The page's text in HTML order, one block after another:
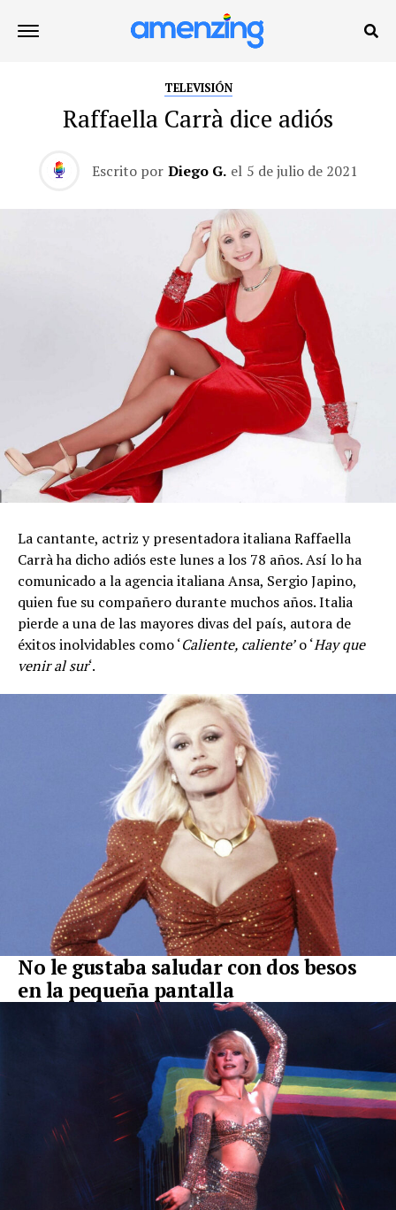
TELEVISIÓN
Raffaella Carrà dice adiós
Escrito por Diego G. el 5 de julio de 2021
La cantante, actriz y presentadora italiana Raffaella
Carrà ha dicho adiós este lunes a los 78 años. Así lo ha
comunicado a la agencia italiana Ansa, Sergio Japino,
quien fue su compañero durante muchos años. Italia
pierde a una de las mayores divas del país, autora de
éxitos inolvidables como ‘Caliente, caliente’o ‘Hay que
venir al sur‘.
No le gustaba saludar con dos besos
en la pequeña pantalla